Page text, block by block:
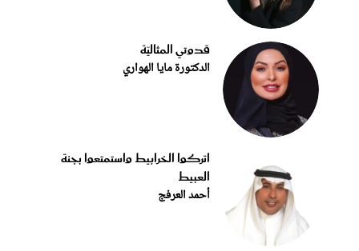
قدوتي المثاليّة
الدكتورة مايا الهواري
اتركوا الخرابيط واستمتعوا بجنة
العبيط
أحمد العرفج